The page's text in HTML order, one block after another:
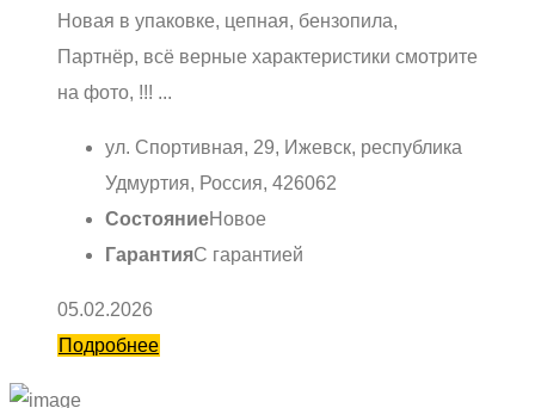
Новая в упаковке, цепная, бензопила,
Партнёр, всё верные характеристики смотрите
на фото, !!! ...
ул. Спортивная, 29, Ижевск, республика
Удмуртия, Россия, 426062
СостояниеНовое
ГарантияС гарантией
05.02.2026
Подробнее